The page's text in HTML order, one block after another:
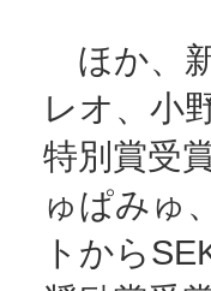
ほか、
レオ、小
特別賞受
ゅぱみゅ
トから